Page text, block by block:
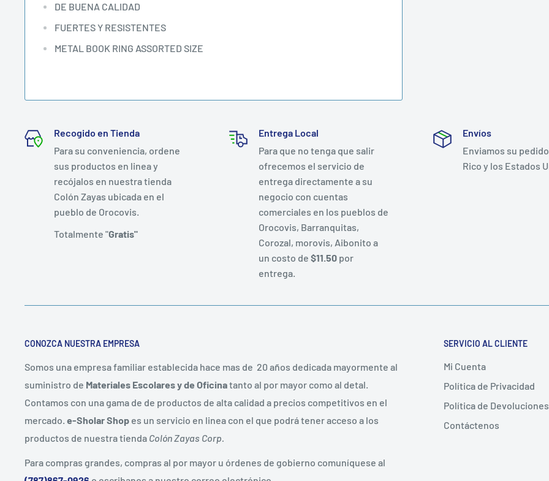
DE BUENA CALIDAD
FUERTES Y RESISTENTES
METAL BOOK RING ASSORTED SIZE
Recogido en Tienda
Para su conveniencia, ordene
sus productos en linea y
recójalos en nuestra tienda
Colón Zayas ubicada en el
pueblo de Orocovis.
Totalmente "Gratis"
Entrega Local
Para que no tenga que salir
ofrecemos el servicio de
entrega directamente a su
negocio con cuentas
comerciales en los pueblos de
Orocovis, Barranquitas,
Corozal, morovis, Aibonito a
un costo de $11.50 por
entrega.
Envíos
Enviamos su
Rico y los Estados
CONOZCA NUESTRA EMPRESA
Somos una empresa familiar establecida hace mas de 20 años dedicada mayormente al
suministro de Materiales Escolares y de Oficinatanto al por mayor como al detal.
Contamos con una gama de de productos de alta calidad a precios competitivos en el
mercado. e-Sholar Shop es un servicio en linea con el que podrá tener acceso a los
productos de nuestra tienda Colón Zayas Corp.
Para compras grandes, compras al por mayor u órdenes de gobierno comuníquese al
SERVICIO AL CLIENTE
Mi Cuenta
Política de Privacidad
Política de Devoluciones
Contáctenos